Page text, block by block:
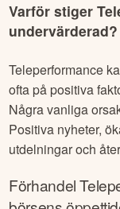
Varför stiger
undervärderad?
Teleperformance
ofta på positiva
Några vanliga
Positiva nyheter,
utdelningar och
Förhandel